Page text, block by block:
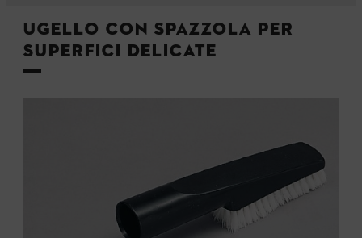
Ugello con spazzola per
superfici delicate